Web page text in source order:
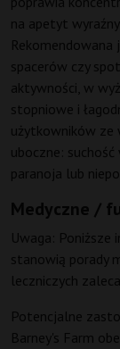
na apetyt
Rekomendowana
spacerów czy
aktywności, w
stopniowe i
użytkowników ze
uboczne:
paranoja lub
Medyczne /
Uwaga: Poniższe
stanowią porady
leczniczych
Potencjalne
Barney's Farm